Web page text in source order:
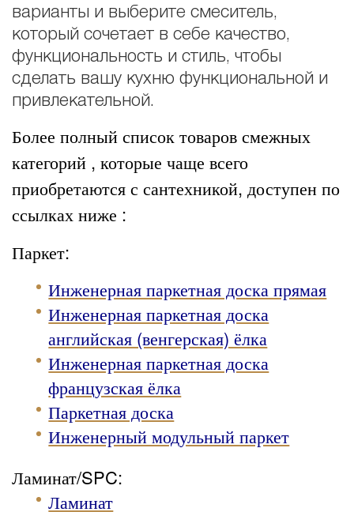
варианты и выберите смеситель,
который сочетает в себе качество,
функциональность и стиль, чтобы
сделать вашу кухню функциональной и
привлекательной.
Более полный список товаров смежных
категорий , которые чаще всего
приобретаются с сантехникой, доступен по
ссылках ниже :
Паркет:
Инженерная паркетная доска прямая
Инженерная паркетная доска
английская (венгерская) ёлка
Инженерная паркетная доска
французская ёлка
Паркетная доска
Инженерный модульный паркет
Ламинат/SPC:
Ламинат